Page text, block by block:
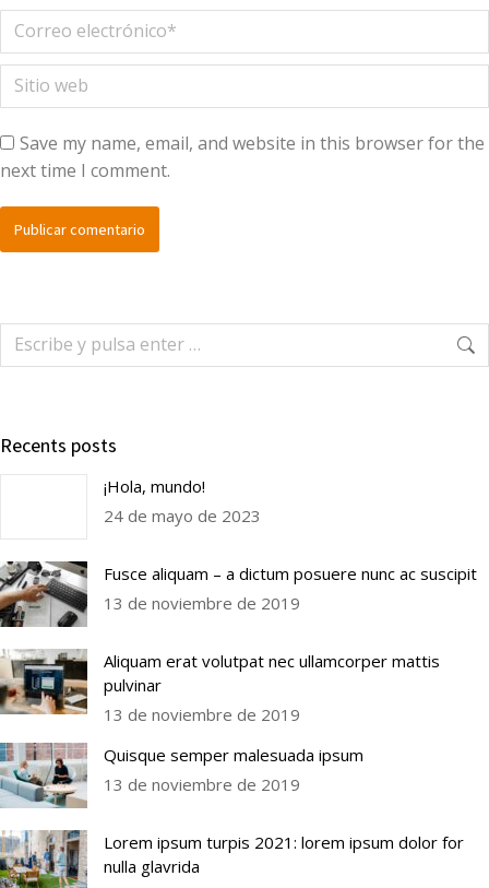
Correo electrónico *
Sitio web
Save my name, email, and website in this browser for the
next time I comment.
Publicar comentario
Recents posts
¡Hola, mundo!
24 de mayo de 2023
Fusce aliquam – a dictum posuere nunc ac suscipit
13 de noviembre de 2019
Aliquam erat volutpat nec ullamcorper mattis
pulvinar
13 de noviembre de 2019
Quisque semper malesuada ipsum
13 de noviembre de 2019
Lorem ipsum turpis 2021: lorem ipsum dolor for
nulla glavrida